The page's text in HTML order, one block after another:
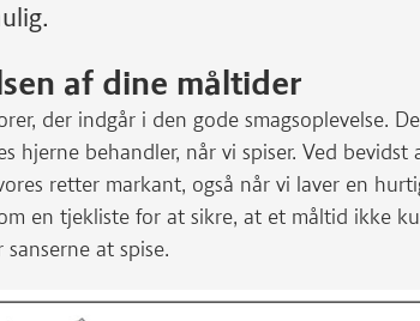
af dine måltider
der indgår i den gode smagsoplevelse.
hjerne behandler, når vi spiser. Ved bevidst
retter markant, også når vi laver en
en tjekliste for at sikre, at et måltid ikke
at spise.